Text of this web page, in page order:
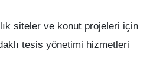
siteler ve konut projeleri için
tesis yönetimi hizmetleri